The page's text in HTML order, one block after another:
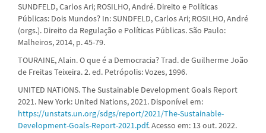
SUNDFELD, Carlos Ari; ROSILHO, André. Direito e Políticas
Públicas: Dois Mundos? In: SUNDFELD, Carlos Ari; ROSILHO, André
(orgs.). Direito da Regulação e Políticas Públicas. São Paulo:
Malheiros, 2014, p. 45-79.
TOURAINE, Alain. O que é a Democracia? Trad. de Guilherme João
de Freitas Teixeira. 2. ed. Petrópolis: Vozes, 1996.
UNITED NATIONS. The Sustainable Development Goals Report
2021. New York: United Nations, 2021. Disponível em:
https://unstats.un.org/sdgs/report/2021/The-Sustainable-
Development-Goals-Report-2021.pdf. Acesso em: 13 out. 2022.